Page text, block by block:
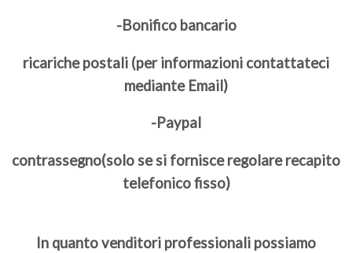
-Bonifico bancario
ricariche postali (per informazioni contattateci
mediante Email)
-Paypal
contrassegno(solo se si fornisce regolare recapito
telefonico fisso)
In quanto venditori professionali possiamo